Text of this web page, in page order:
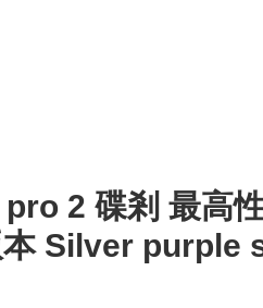
2 碟剎 最高
本 Silver purple